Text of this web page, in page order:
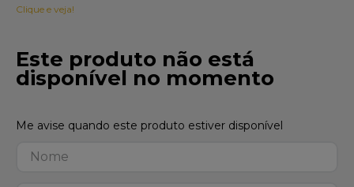
Clique e veja!
Este produto não está
disponível no momento